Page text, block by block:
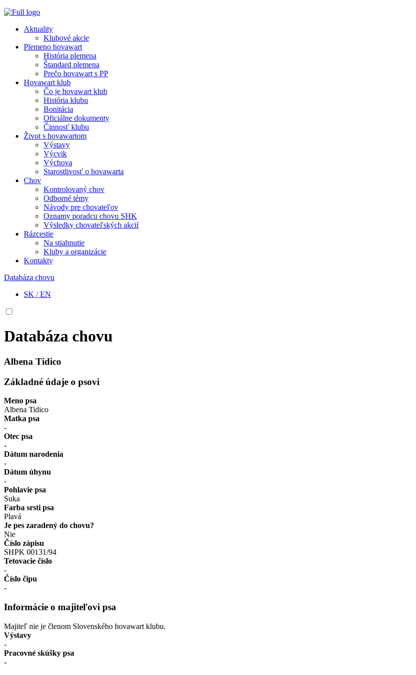
Aktuality
Klubové akcie
Plemeno hovawart
História plemena
Štandard plemena
Prečo hovawart s PP
Hovawart klub
Čo je hovawart klub
História klubu
Bonitácia
Oficiálne dokumenty
Činnosť klubu
Život s hovawartom
Výstavy
Výcvik
Výchova
Starostlivosť o hovawarta
Chov
Kontrolovaný chov
Odborné témy
Návody pre chovateľov
Oznamy poradcu chovu SHK
Výsledky chovateľských akcií
Rázcestie
Na stiahnutie
Kluby a organizácie
Kontakty
Databáza chovu
SK /EN
Databáza chovu
Albena Tidico
Základné údaje o psovi
Meno psa
Albena Tidico
Matka psa
-
Otec psa
-
Dátum narodenia
-
Dátum úhynu
-
Pohlavie psa
Suka
Farba srsti psa
Plavá
Je pes zaradený do chovu?
Nie
Číslo zápisu
SHPK 00131/94
Tetovacie číslo
-
Číslo čipu
-
Informácie o majiteľovi psa
Majiteľ nie je členom Slovenského hovawart klubu.
Výstavy
-
Pracovné skúšky psa
-